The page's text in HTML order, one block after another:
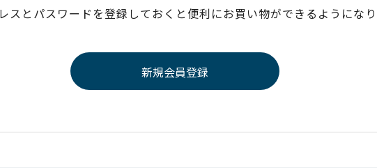
スとパスワードを登録しておくと便利にお買い物ができるようになり